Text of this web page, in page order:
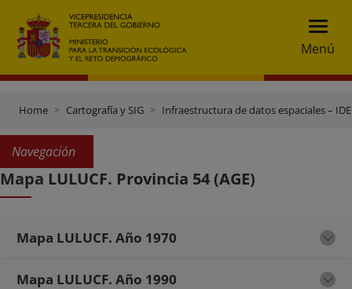
Menú
Home Cartografía y SIG Infraestructura de datos espaciales – IDE
Navegación
Mapa LULUCF. Provincia 54 (AGE)
Mapa LULUCF. Año 1970
Mapa LULUCF. Año 1990